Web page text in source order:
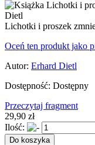
Lichotki i proszek
Oceń ten produkt jako
Autor: Erhard Dietl
Dostępność: Dostępny
Przeczytaj fragment
29,90 zł
Ilość:
Do koszyka